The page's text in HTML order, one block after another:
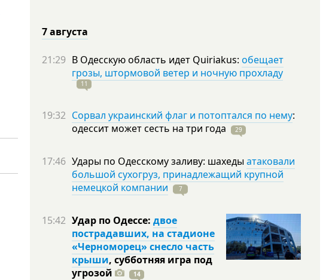
7 августа
21:29 В Одесскую область идет Quiriakus: обещает
грозы, штормовой ветер и ночную прохладу
11
19:32 Сорвал украинский флаг и потоптался по нему:
одессит может сесть на три года 29
17:46 Удары по Одесскому заливу: шахеды атаковали
большой сухогруз, принадлежащий крупной
немецкой компании
7
15:42 Удар по Одессе: двое
пострадавших, на стадионе
«Черноморец» снесло часть
крыши, субботняя игра под
угрозой
14